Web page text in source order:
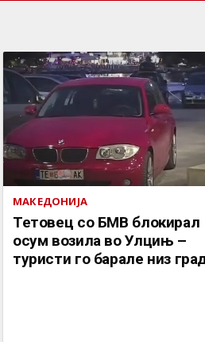
МАКЕДОНИЈА
Тетовец со БМВ блокирал
осум возила во Улцињ –
туристи го барале низ